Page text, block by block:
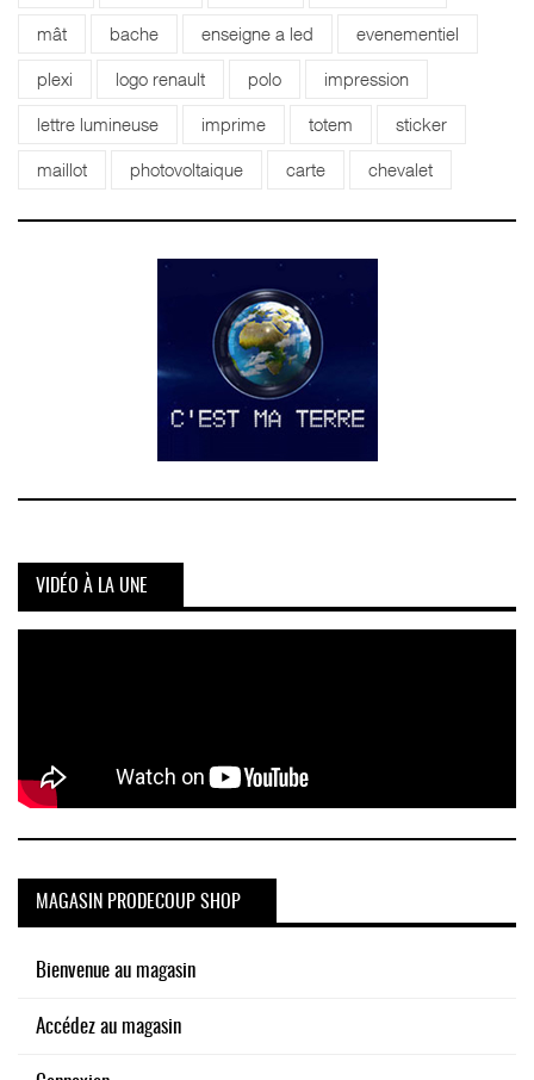
mât bache enseigne a led evenementiel
plexi logo renault polo impression
lettre lumineuse imprime totem sticker
maillot photovoltaique carte chevalet
VIDÉO À LA UNE
MAGASIN PRODECOUP SHOP
Bienvenue au magasin
Accédez au magasin